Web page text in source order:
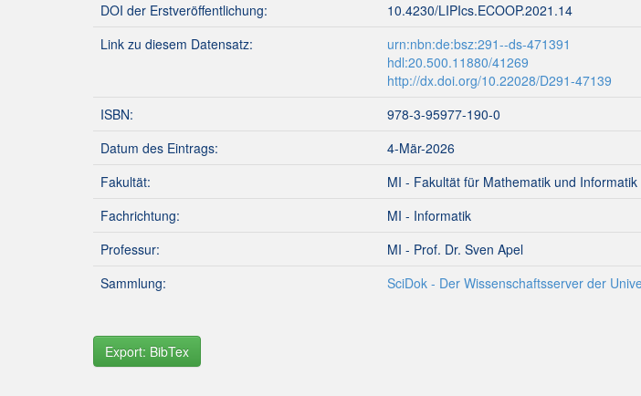
DOI der Erstveröffentlichung:
10.4230/LIPIcs.ECOOP.2021.14
Link zu diesem Datensatz:
urn:nbn:de:bsz:291--ds-471391
hdl:20.500.11880/41269
http://dx.doi.org/10.22028/D291-47139
ISBN:
978-3-95977-190-0
Datum des Eintrags:
4-Mär-2026
Fakultät:
MI - Fakultät für Mathematik und Informatik
Fachrichtung:
MI - Informatik
Professur:
MI - Prof. Dr. Sven Apel
Sammlung:
SciDok - Der Wissenschaftsserver der
Export: BibTex